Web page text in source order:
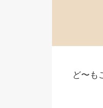
ど〜も